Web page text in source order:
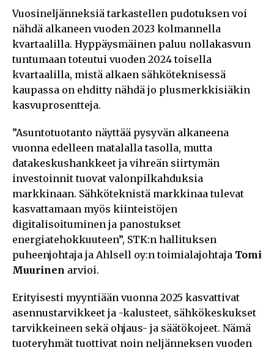
Vuosineljänneksiä tarkastellen pudotuksen voi
nähdä alkaneen vuoden 2023 kolmannella
kvartaalilla. Hyppäysmäinen paluu nollakasvun
tuntumaan toteutui vuoden 2024 toisella
kvartaalilla, mistä alkaen sähköteknisessä
kaupassa on ehditty nähdä jo plusmerkkisiäkin
kasvuprosentteja.
”Asuntotuotanto näyttää pysyvän alkaneena
vuonna edelleen matalalla tasolla, mutta
datakeskushankkeet ja vihreän siirtymän
investoinnit tuovat valonpilkahduksia
markkinaan. Sähköteknistä markkinaa tulevat
kasvattamaan myös kiinteistöjen
digitalisoituminen ja panostukset
energiatehokkuuteen”, STK:n hallituksen
puheenjohtaja ja Ahlsell oy:n toimialajohtaja Tomi
Muurinen arvioi.
Erityisesti myyntiään vuonna 2025 kasvattivat
asennustarvikkeet ja -kalusteet, sähkökeskukset
tarvikkeineen sekä ohjaus- ja säätökojeet. Nämä
tuoteryhmät tuottivat noin neljänneksen vuoden